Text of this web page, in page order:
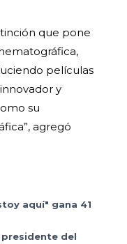
que pone
películas
y
su
agregó
aquí" gana 41
presidente del